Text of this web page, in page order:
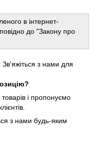
в інтернет-
до "Закону про
з нами для
і пропонуємо
з нами будь-яким